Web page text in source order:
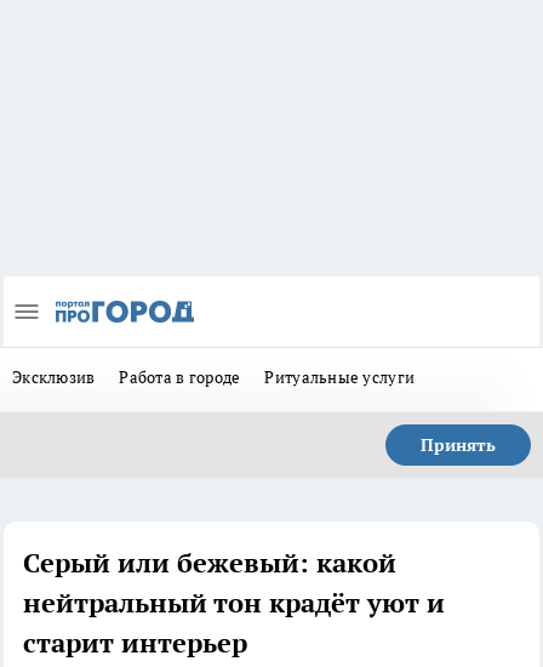
Эксклюзив Работа в городе Ритуальные услуги
Принять
Серый или бежевый: какой
нейтральный тон крадёт уют и
старит интерьер